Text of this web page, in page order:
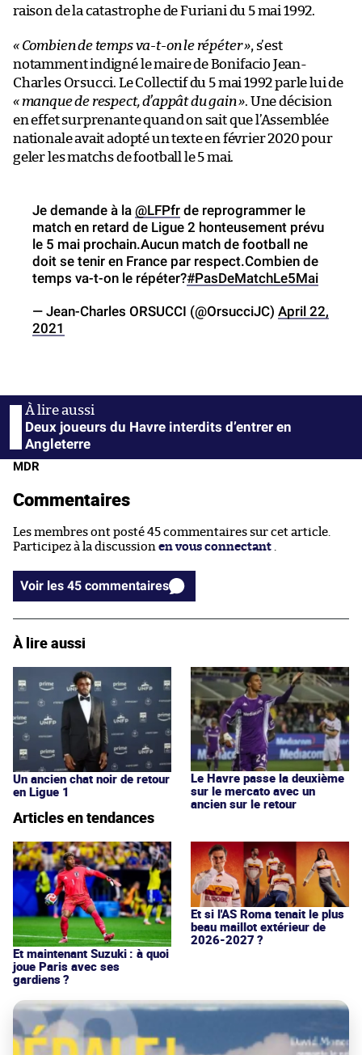
raison de la catastrophe de Furiani du 5 mai 1992.
« Combien de temps va-t-on le répéter », s’est
notamment indigné le maire de Bonifacio Jean-
Charles Orsucci. Le Collectif du 5 mai 1992 parle lui de
« manque de respect, d’appât du gain ». Une décision
en effet surprenante quand on sait que l’Assemblée
nationale avait adopté un texte en février 2020 pour
geler les matchs de football le 5 mai.
Je demande à la @LFPfr de reprogrammer le
match en retard de Ligue 2 honteusement prévu
le 5 mai prochain.Aucun match de football ne
doit se tenir en France par respect.Combien de
temps va-t-on le répéter?#PasDeMatchLe5Mai
— Jean-Charles ORSUCCI (@OrsucciJC) April 22,
2021
Deux joueurs du Havre interdits d’entrer en
Angleterre
MDR
Commentaires
Les membres ont posté 45 commentaires sur cet article.
Participez à la discussion en vous connectant
Voir les 45 commentaires
À lire aussi
Un ancien chat noir de retour
en Ligue 1
Le Havre passe la deuxième
sur le mercato avec un
ancien sur le retour
Articles en tendances
Et maintenant Suzuki : à quoi
joue Paris avec ses
gardiens ?
Et si l'AS Roma tenait le plus
beau maillot extérieur de
2026-2027 ?